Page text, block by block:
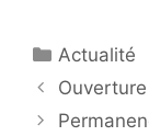
Catégories
Actualité
Navigation
des